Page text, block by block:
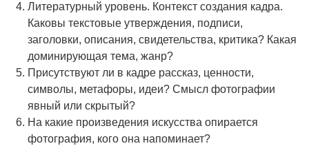
Литературный уровень. Контекст создания кадра.
Каковы текстовые утверждения, подписи,
заголовки, описания, свидетельства, критика? Какая
доминирующая тема, жанр?
Присутствуют ли в кадре рассказ, ценности,
символы, метафоры, идеи? Смысл фотографии
явный или скрытый?
На какие произведения искусства опирается
фотография, кого она напоминает?